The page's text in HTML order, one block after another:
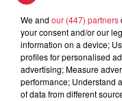
permettra aux
autres quartiers qui
de chanter, danser,
sont invités à apporter
et à boire, leurs jeux
l'utilité à déposer au
We and our (447) partners
your consent and/or our
information on a device;
profiles for personalised
advertising; Measure
performance; Understand
of data from different